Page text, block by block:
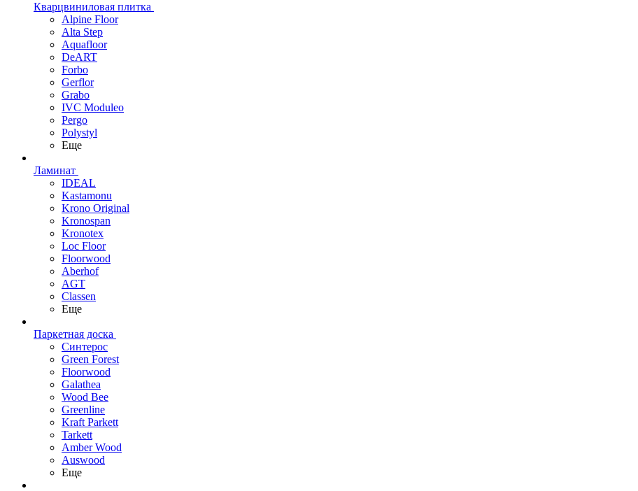
Кварцвиниловая плитка
Alpine Floor
Alta Step
Aquafloor
DeART
Forbo
Gerflor
Grabo
IVC Moduleo
Pergo
Polystyl
Еще
Ламинат
IDEAL
Kastamonu
Krono Original
Kronospan
Kronotex
Loc Floor
Floorwood
Aberhof
AGT
Classen
Еще
Паркетная доска
Синтерос
Green Forest
Floorwood
Galathea
Wood Bee
Greenline
Kraft Parkett
Tarkett
Amber Wood
Auswood
Еще